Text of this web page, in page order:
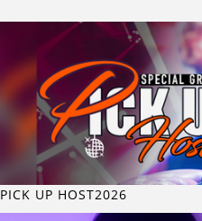
PICK UP HOST2026